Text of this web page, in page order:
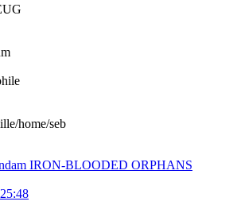
home/seb
IRON-BLOODED ORPHANS